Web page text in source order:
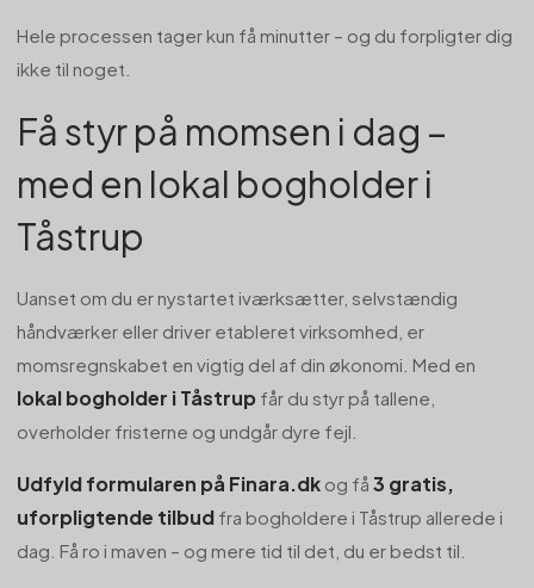
Hele processen tager kun få minutter – og du forpligter dig
ikke til noget.
Få styr på momsen i dag –
med en lokal bogholder i
Tåstrup
Uanset om du er nystartet iværksætter, selvstændig
håndværker eller driver etableret virksomhed, er
momsregnskabet en vigtig del af din økonomi. Med en
lokal bogholder i Tåstrup får du styr på tallene,
overholder fristerne og undgår dyre fejl.
Udfyld formularen på Finara.dk og få 3 gratis,
uforpligtende tilbud fra bogholdere i Tåstrup allerede i
dag. Få ro i maven – og mere tid til det, du er bedst til.